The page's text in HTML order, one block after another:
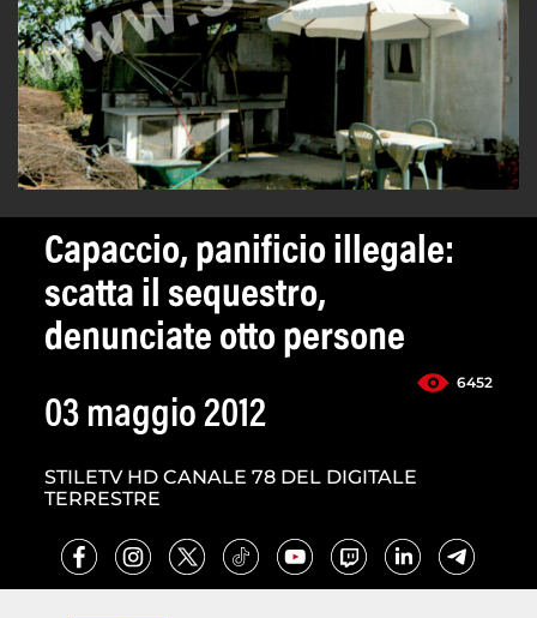
Capaccio, panificio illegale:
scatta il sequestro,
denunciate otto persone
6452
03 maggio 2012
STILETV HD CANALE 78 DEL DIGITALE
TERRESTRE